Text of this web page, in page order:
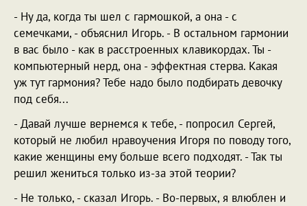
- Ну да, когда ты шел с гармошкой, а она - с
семечками, - объяснил Игорь. - В остальном гармонии
в вас было - как в расстроенных клавикордах. Ты -
компьютерный нерд, она - эффектная стерва. Какая
уж тут гармония? Тебе надо было подбирать девочку
под себя...
- Давай лучше вернемся к тебе, - попросил Сергей,
который не любил нравоучения Игоря по поводу того,
какие женщины ему больше всего подходят. - Так ты
решил жениться только из-за этой теории?
- Не только, - сказал Игорь. - Во-первых, я влюблен и